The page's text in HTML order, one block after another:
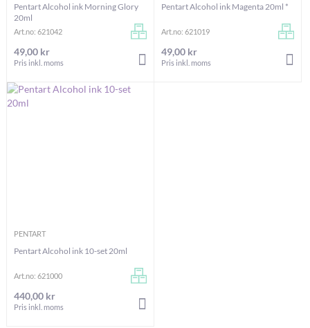
Pentart Alcohol ink Morning Glory
20ml
Art.no: 621042
49,00 kr
Pris inkl. moms LÄGG I VARUKORGEN
Pentart Alcohol ink Magenta 20ml *
Art.no: 621019
49,00 kr
Pris inkl. moms
PENTART
Pentart Alcohol ink 10-set 20ml
Art.no: 621000
440,00 kr
Pris inkl. moms